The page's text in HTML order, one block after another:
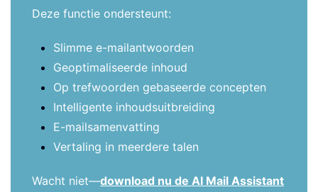
Deze functie ondersteunt:
Slimme e-mailantwoorden
Geoptimaliseerde inhoud
Op trefwoorden gebaseerde concepten
Intelligente inhoudsuitbreiding
E-mailsamenvatting
Vertaling in meerdere talen
Wacht niet—download nu de AI Mail Assistant